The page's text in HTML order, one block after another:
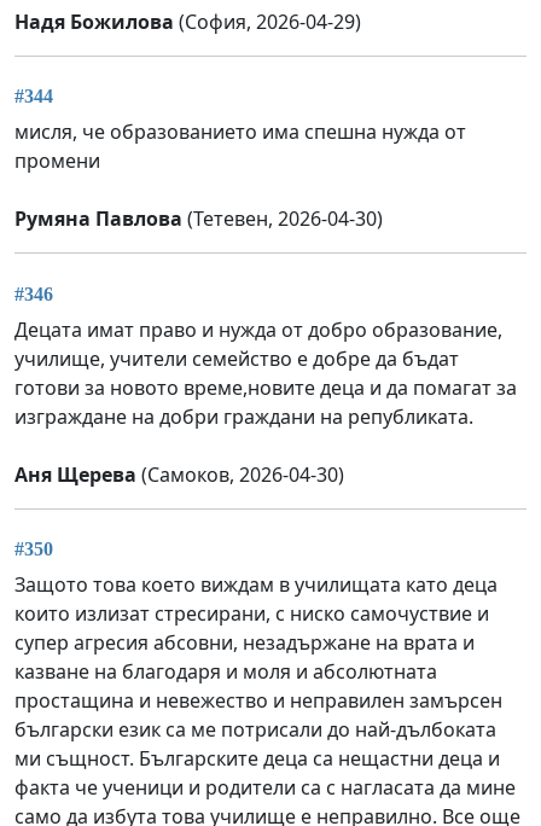
Надя Божилова (София, 2026-04-29)
#344
мисля, че образованието има спешна нужда от
промени
Румяна Павлова (Тетевен, 2026-04-30)
#346
Децата имат право и нужда от добро образование,
училище, учители семейство е добре да бъдат
готови за новото време,новите деца и да помагат за
изграждане на добри граждани на републиката.
Аня Щерева (Самоков, 2026-04-30)
#350
Защото това което виждам в училищата като деца
които излизат стресирани, с ниско самочуствие и
супер агресия абсовни, незадържане на врата и
казване на благодаря и моля и абсолютната
простащина и невежество и неправилен замърсен
български език са ме потрисали до най-дълбоката
ми същност. Българските деца са нещастни деца и
факта че ученици и родители са с нагласата да мине
само да избута това училище е неправилно. Все още